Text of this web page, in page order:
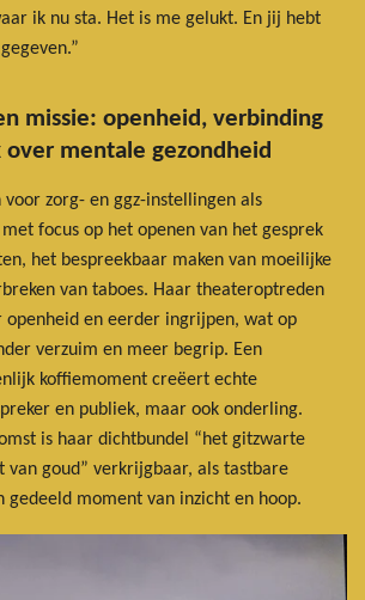
ik nu sta. Het is me gelukt. En jij hebt
missie: openheid, verbinding
mentale gezondheid
voor zorg- en ggz-instellingen als
focus op het openen van het gesprek
het bespreekbaar maken van moeilijke
van taboes. Haar theateroptreden
en eerder ingrijpen, wat op
verzuim en meer begrip. Een
koffiemoment creëert echte
en publiek, maar ook onderling.
is haar dichtbundel “het gitzwarte
van goud” verkrijgbaar, als tastbare
gedeeld moment van inzicht en hoop.